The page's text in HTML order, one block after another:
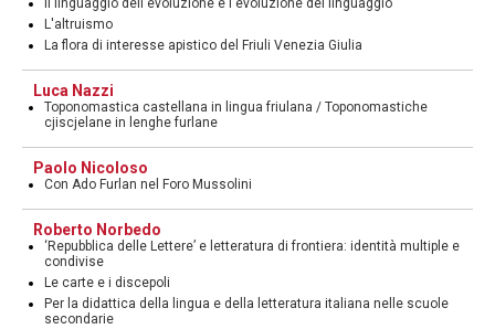
Il linguaggio dell'evoluzione e l'evoluzione del linguaggio
L'altruismo
La flora di interesse apistico del Friuli Venezia Giulia
Luca Nazzi
Toponomastica castellana in lingua friulana / Toponomastiche
cjiscjelane in lenghe furlane
Paolo Nicoloso
Con Ado Furlan nel Foro Mussolini
Roberto Norbedo
‘Repubblica delle Lettere’ e letteratura di frontiera: identità multiple e
condivise
Le carte e i discepoli
Per la didattica della lingua e della letteratura italiana nelle scuole
secondarie